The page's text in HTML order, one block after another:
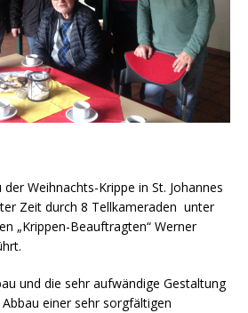
Weihnachts-Krippe in St. Johannes
Zeit durch 8 Tellkameraden unter
„Krippen-Beauftragten“ Werner
und die sehr aufwändige Gestaltung
einer sehr sorgfältigen